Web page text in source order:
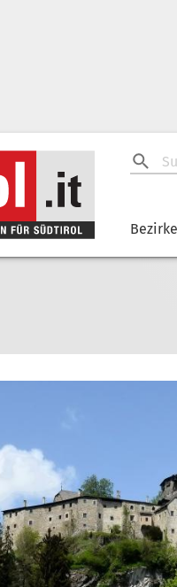
Bezirke